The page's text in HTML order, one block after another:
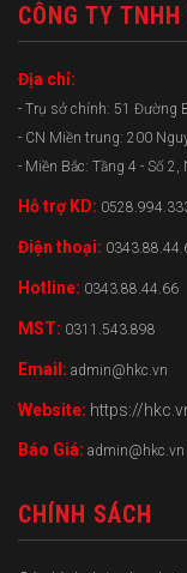
CÔNG TY
Địa chỉ:
- Trụ sở chính: 51 Đường
- CN Miền trung: 200
- Miền Bắc: Tầng 4 - Số
Hỗ trợ KD:
Điện thoại:
Hotline: 0343.88.44.66
MST: 0311.543.898
Email: admin@hkc.vn
Website: https://
Báo Giá: admin@hkc.vn
CHÍNH SÁCH